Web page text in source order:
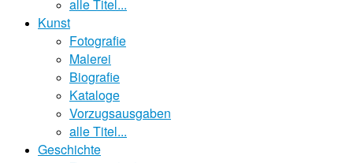
alle Titel...
Kunst
Fotografie
Malerei
Biografie
Kataloge
Vorzugsausgaben
alle Titel...
Geschichte